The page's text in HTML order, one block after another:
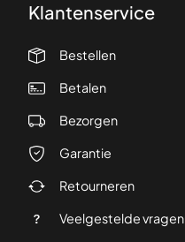
Klantenservice
Bestellen
Betalen
Bezorgen
Garantie
Retourneren
Veelgestelde vragen